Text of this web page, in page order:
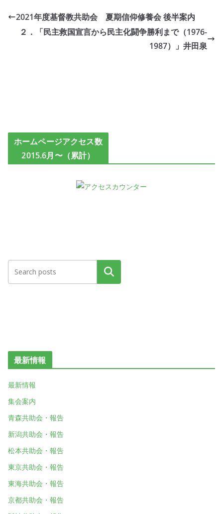
2021年度基督教共助会 夏期信仰修養会 後半案内
２．「民主救国宣言から民主化闘争勝利まで（1976-
1987）」井田泉
ホームページアクセス数
2015.6月〜（累計）
検索
最新情報
最新情報
集会案内
青森共助会・報告
新潟共助会・報告
松本共助会・報告
東京共助会・報告
東海共助会・報告
京都共助会・報告